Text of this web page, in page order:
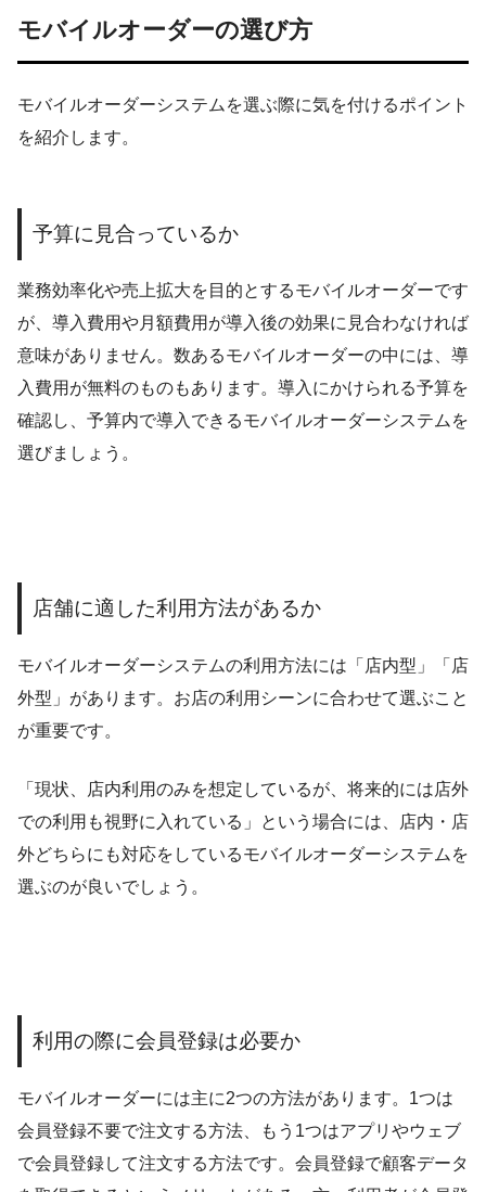
モバイルオーダーの選び方
モバイルオーダーシステムを選ぶ際に気を付けるポイント
を紹介します。
予算に見合っているか
業務効率化や売上拡大を目的とするモバイルオーダーです
が、導入費用や月額費用が導入後の効果に見合わなければ
意味がありません。数あるモバイルオーダーの中には、導
入費用が無料のものもあります。導入にかけられる予算を
確認し、予算内で導入できるモバイルオーダーシステムを
選びましょう。
店舗に適した利用方法があるか
モバイルオーダーシステムの利用方法には「店内型」「店
外型」があります。お店の利用シーンに合わせて選ぶこと
が重要です。
「現状、店内利用のみを想定しているが、将来的には店外
での利用も視野に入れている」という場合には、店内・店
外どちらにも対応をしているモバイルオーダーシステムを
選ぶのが良いでしょう。
利用の際に会員登録は必要か
モバイルオーダーには主に2つの方法があります。1つは
会員登録不要で注文する方法、もう1つはアプリやウェブ
で会員登録して注文する方法です。会員登録で顧客データ